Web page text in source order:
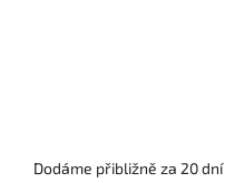
Dodáme přibližně za 20 dní